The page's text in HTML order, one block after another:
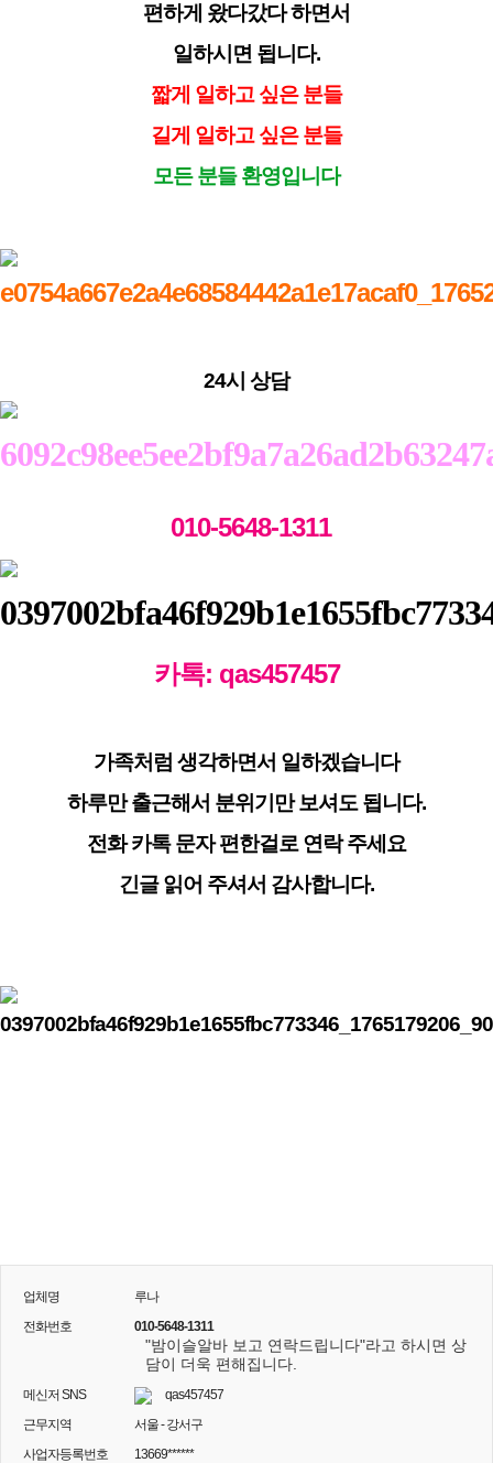
편하게 왔다갔다 하면서
일하시면 됩니다.
짧게 일하고 싶은 분들
길게 일하고 싶은 분들
모든 분들 환영입니다
24시 상담
010-5648-1311
카톡: qas457457
가족처럼 생각하면서 일하겠습니다
하루만 출근해서 분위기만 보셔도 됩니다.
전화 카톡 문자 편한걸로 연락 주세요
긴글 읽어 주셔서 감사합니다.
업체명
루나
전화번호
010-5648-1311
"밤이슬알바 보고 연락드립니다"라고 하시면 상
담이 더욱 편해집니다.
메신저 SNS
qas457457
근무지역
서울 - 강서구
사업자등록번호
13669******